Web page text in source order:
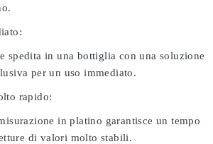
spedita in una bottiglia con una soluzione
per un uso immediato.
rapido:
in platino garantisce un tempo
di valori molto stabili.